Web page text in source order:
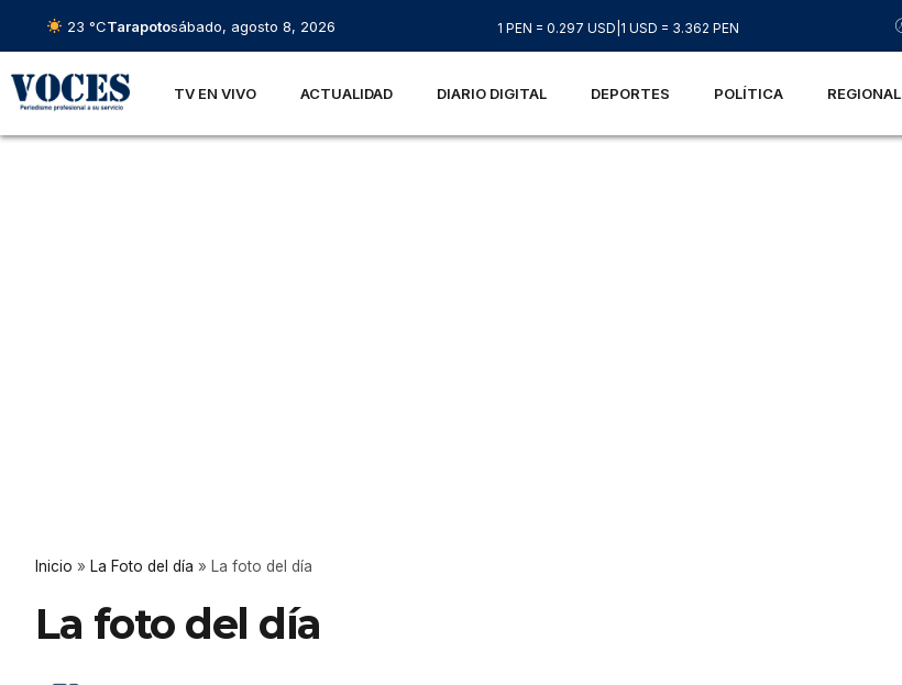
23 °CTarapotosábado, agosto 8, 2026 1 PEN = 0.297 USD 1 USD = 3.362 PEN
TV EN VIVO ACTUALIDAD DIARIO DIGITAL DEPORTES POLÍTICA REGIONAL
Inicio » La Foto del día » La foto del día
La foto del día